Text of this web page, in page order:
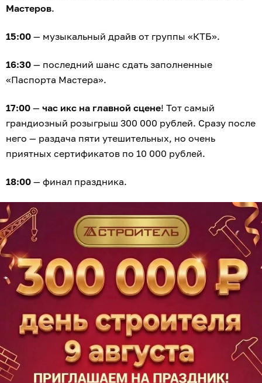
Мастеров.
15:00 — музыкальный драйв от группы «КТБ».
16:30 — последний шанс сдать заполненные
«Паспорта Мастера».
17:00 — час икс на главной сцене! Тот самый
грандиозный розыгрыш 300 000 рублей. Сразу после
него — раздача пяти утешительных, но очень
приятных сертификатов по 10 000 рублей.
18:00 — финал праздника.